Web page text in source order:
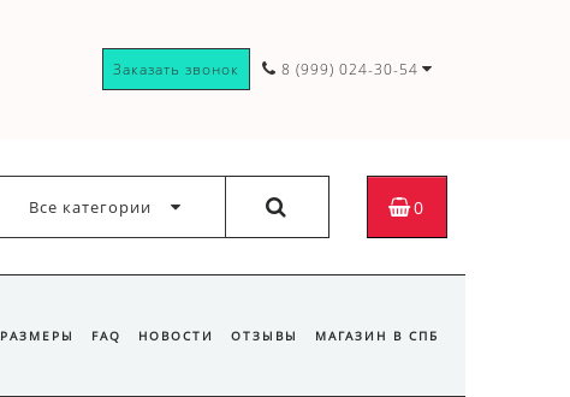
Заказать звонок 8 (999) 024-30-54
Все категории 0
РАЗМЕРЫ FAQ НОВОСТИ ОТЗЫВЫ МАГАЗИН В СПБ